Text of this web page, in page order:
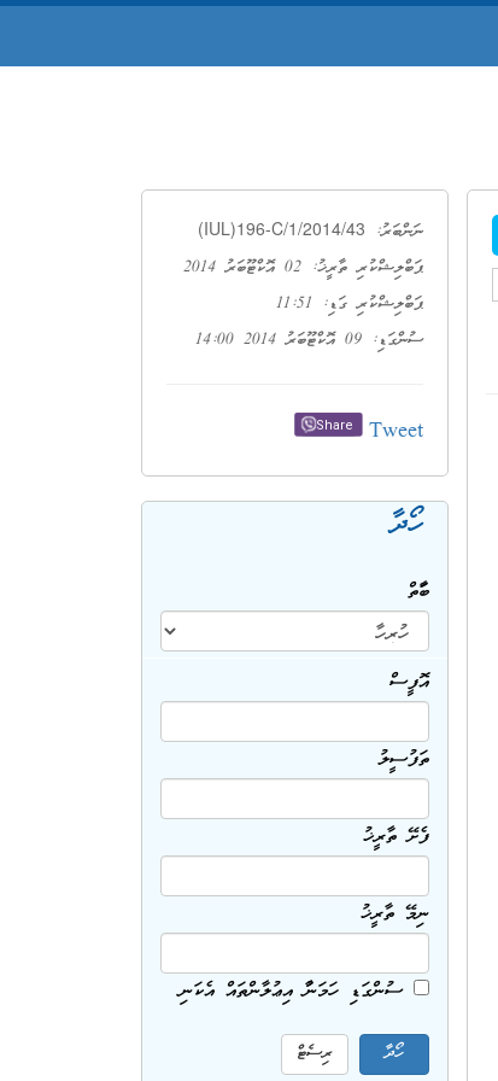
ނަންބަރު: (IUL)196-C/1/2014/43
ޕަބްލިޝްކުރި ތާރީޚު: 02 އޮކްޓޫބަރު 2014
ޕަބްލިޝްކުރި ގަޑި: 11:51
ސުންގަޑި: 09 އޮކްޓޫބަރު 2014 14:00
Tweet
Share
ހޯދާ
ބާވަތް
އޮފީސް
ތަފުސީލު
ފެށޭ ތާރީޚު
ނިމޭ ތާރީޚު
ސުންގަޑި ހަމަނުވާ އިޢުލާންތައް އެކަނި